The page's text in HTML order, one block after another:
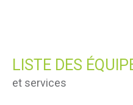
LISTE DES
et services